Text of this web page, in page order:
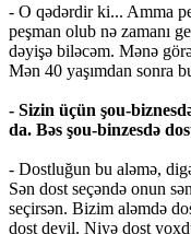
- O qədərdir ki... Amma
peşman olub nə zamanı
dəyişə biləcəm. Mənə
Mən 40 yaşımdan sonra
- Sizin üçün şou-
da. Bəs şou-binzesdə
- Dostluğun bu aləmə,
Sən dost seçəndə onun
seçirsən. Bizim aləmdə
dost deyil. Niyə dost